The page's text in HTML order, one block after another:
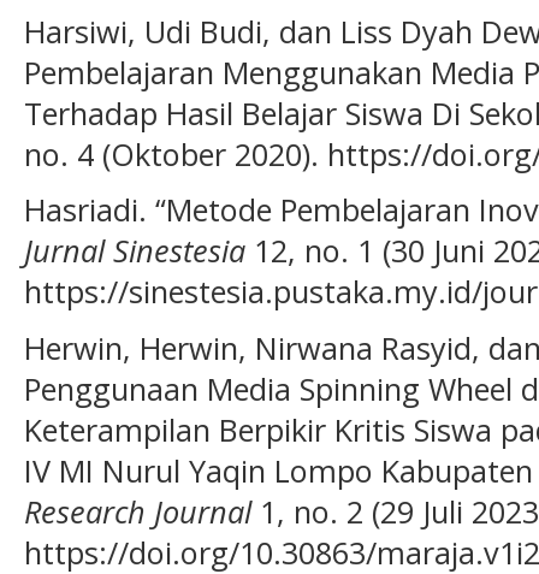
Harsiwi, Udi Budi, dan Liss Dyah
Pembelajaran Menggunakan Media
Terhadap Hasil Belajar Siswa Di
no. 4 (Oktober 2020). https://
Hasriadi. “Metode Pembelajaran
Jurnal Sinestesia 12, no. 1 (30 Juni
https://sinestesia.pustaka.my.id/
Herwin, Herwin, Nirwana Rasyid,
Penggunaan Media Spinning Wheel
Keterampilan Berpikir Kritis Siswa
IV MI Nurul Yaqin Lompo
Research Journal1, no. 2 (29 Juli
https://doi.org/10.30863/